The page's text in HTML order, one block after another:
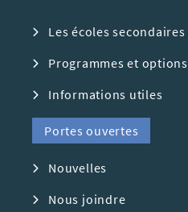
Les écoles secondaires
Programmes et options
Informations utiles
Portes ouvertes
Nouvelles
Nous joindre